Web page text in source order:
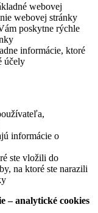
webovej
webovej stránky
poskytne rýchle
informácie, ktoré
účely
informácie o
ste vložili do
na ktoré ste narazili
– analytické cookies